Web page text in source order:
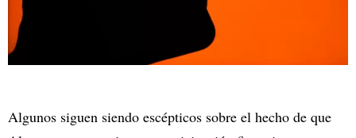
Algunos siguen siendo escépticos sobre el hecho de que